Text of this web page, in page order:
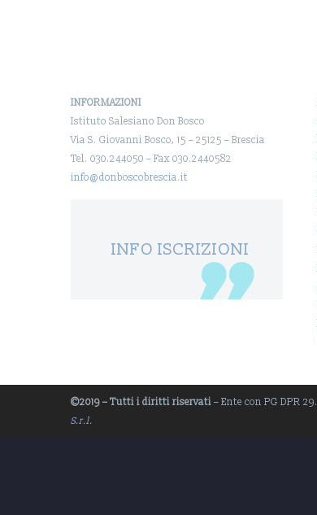
INFORMAZIONI
Istituto Salesiano Don Bosco
Via S. Giovanni Bosco, 15 – 25125 – Brescia
Tel. 030.244050 – Fax 030.2440582
info@donboscobrescia.it
INFO ISCRIZIONI
©2019 – Tutti i diritti riservati – Ente con PG DPR
S.r.l.